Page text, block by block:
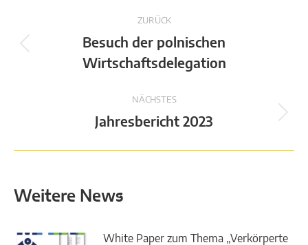
ZURÜCK
Vorheriger
Beitrag:
Besuch der polnischen
Wirtschaftsdelegation
NÄCHSTES
Nächster
Jahresbericht 2023
Weitere News
White Paper zum Thema „Verkörperte